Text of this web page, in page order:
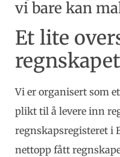
vi bare kan
Et lite
regnskapet
Vi er organisert som
plikt til å levere inn
regnskapsregisteret i
nettopp fått